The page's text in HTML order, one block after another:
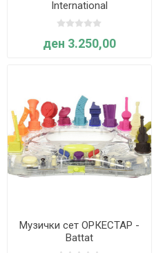
International
ден 3.250,00
Музички сет ОРКЕСТАР -
Battat